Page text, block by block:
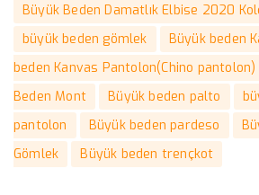
Büyük Beden Damatlık Elbise 2020
büyük beden gömlek
Büyük beden
beden Kanvas Pantolon(Chino pantolon)
Beden Mont
Büyük beden palto
pantolon
Büyük beden pardeso
Gömlek
Büyük beden trençkot